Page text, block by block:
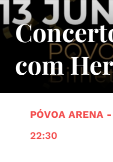
com
PÓVOA ARENA
22:30